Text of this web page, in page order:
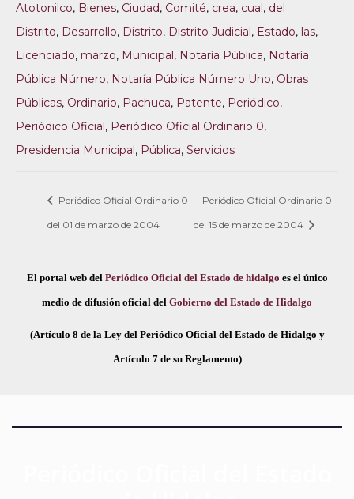
Atotonilco, Bienes, Ciudad, Comité, crea, cual, del
Distrito, Desarrollo, Distrito, Distrito Judicial, Estado, las,
Licenciado, marzo, Municipal, Notaría Pública, Notaría
Pública Número, Notaría Pública Número Uno, Obras
Públicas, Ordinario, Pachuca, Patente, Periódico,
Periódico Oficial, Periódico Oficial Ordinario 0,
Presidencia Municipal, Pública, Servicios
Periódico Oficial Ordinario 0
del 01 de marzo de 2004
Periódico Oficial Ordinario 0
del 15 de marzo de 2004
El portal web del Periódico Oficial del Estado de hidalgo es el único
medio de difusión oficial del Gobierno del Estado de Hidalgo
(Artículo 8 de la Ley del Periódico Oficial del Estado de Hidalgo y
Artículo 7 de su Reglamento)